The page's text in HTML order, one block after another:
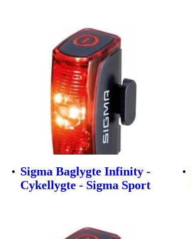
Sigma Baglygte Infinity -
Cykellygte - Sigma Sport